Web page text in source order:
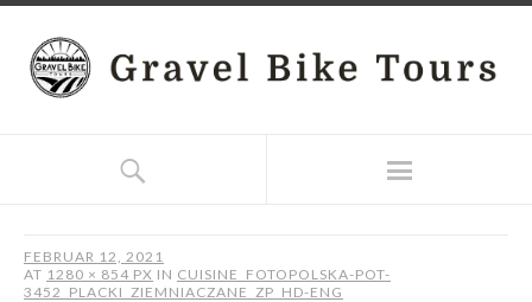
FEBRUAR 12, 2021
AT 1280 × 854 PX IN CUISINE_FOTOPOLSKA-POT-
3452_PLACKI_ZIEMNIACZANE_ZP_HD-ENG